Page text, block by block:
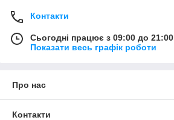
Контакти
Сьогодні працює з 09:00 до 21:00
Показати весь графік роботи
Про нас
Контакти